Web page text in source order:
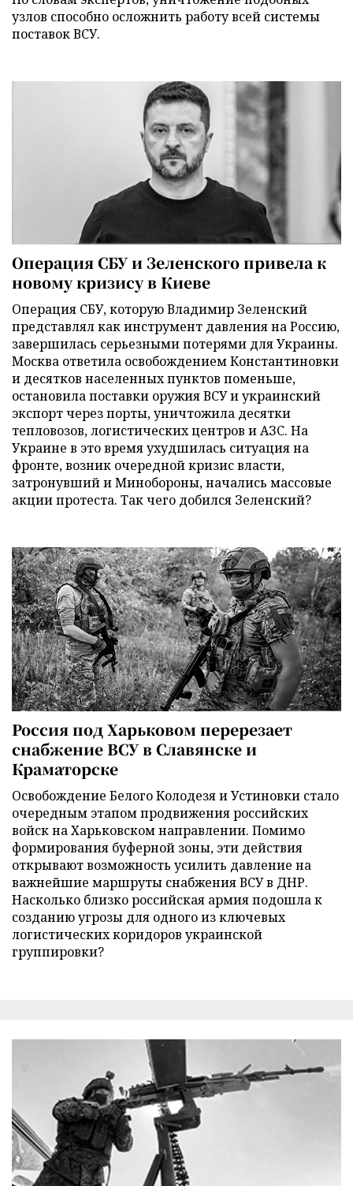
узлов способно осложнить работу всей системы
поставок ВСУ.
Операция СБУ и Зеленского привела к
новому кризису в Киеве
Операция СБУ, которую Владимир Зеленский
представлял как инструмент давления на Россию,
завершилась серьезными потерями для Украины.
Москва ответила освобождением Константиновки
и десятков населенных пунктов поменьше,
остановила поставки оружия ВСУ и украинский
экспорт через порты, уничтожила десятки
тепловозов, логистических центров и АЗС. На
Украине в это время ухудшилась ситуация на
фронте, возник очередной кризис власти,
затронувший и Минобороны, начались массовые
акции протеста. Так чего добился Зеленский?
Россия под Харьковом перерезает
снабжение ВСУ в Славянске и
Краматорске
Освобождение Белого Колодезя и Устиновки стало
очередным этапом продвижения российских
войск на Харьковском направлении. Помимо
формирования буферной зоны, эти действия
открывают возможность усилить давление на
важнейшие маршруты снабжения ВСУ в ДНР.
Насколько близко российская армия подошла к
созданию угрозы для одного из ключевых
логистических коридоров украинской
группировки?